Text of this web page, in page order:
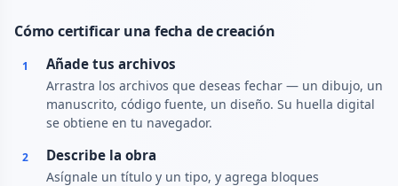
Cómo certificar una fecha de creación
1 Añade tus archivos
Arrastra los archivos que deseas fechar — un dibujo, un
manuscrito, código fuente, un diseño. Su huella digital
se obtiene en tu navegador.
2 Describe la obra
Asígnale un título y un tipo, y agrega bloques